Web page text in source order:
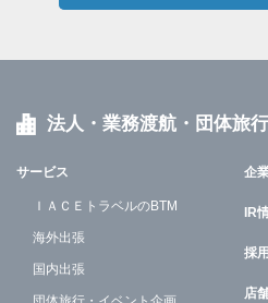
法人・業務渡航・団体旅
サービス
ＩＡＣＥトラベルのBTM
海外出張
国内出張
企
IR
採
店